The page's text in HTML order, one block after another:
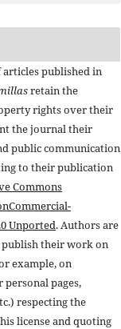
articles published in
retain the
rights over their
the journal their
public communication
to their publication
Commons
Unported. Authors are
publish their work on
example, on
pages,
respecting the
license and quoting